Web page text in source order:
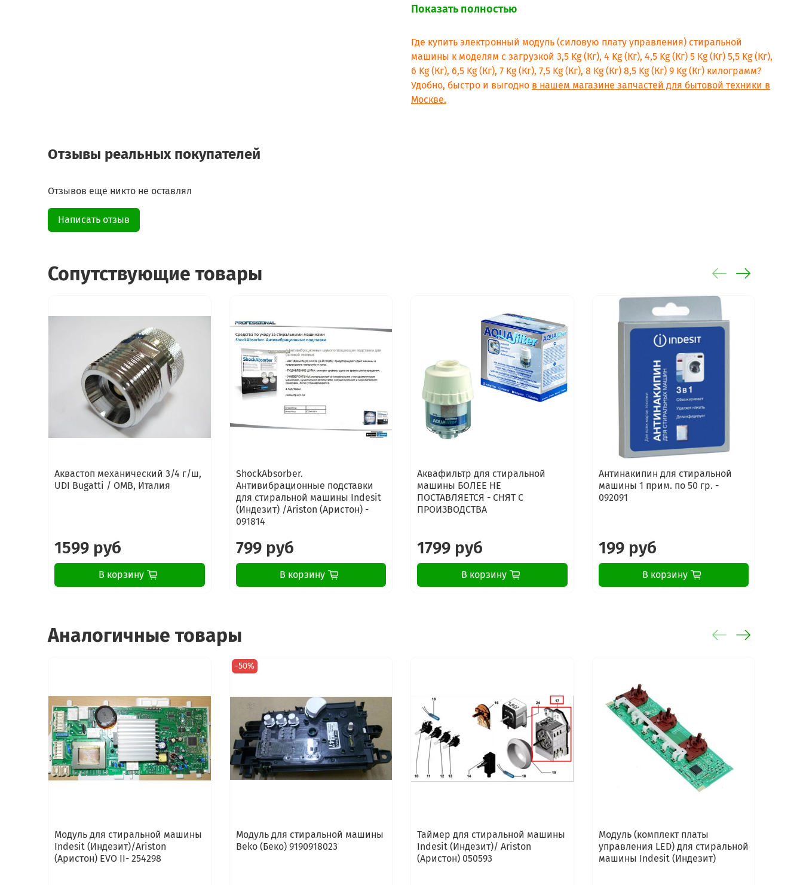
Показать полностью
Где купить электронный модуль (силовую плату управления) стиральной
машины к моделям с загрузкой 3,5 Kg (Кг), 4 Kg (Кг), 4,5 Kg (Кг) 5 Kg (Кг) 5,5 Kg (Кг),
6 Kg (Кг), 6,5 Kg (Кг), 7 Kg (Кг), 7,5 Kg (Кг), 8 Kg (Кг) 8,5 Kg (Кг) 9 Kg (Кг) килограмм?
Удобно, быстро и выгодно в нашем магазине запчастей для бытовой техники в
Москве.
Отзывы реальных покупателей
Отзывов еще никто не оставлял
Написать отзыв
Сопутствующие товары
Аквастоп механический 3/4 г/ш,
UDI Bugatti / OMB, Италия
1599 руб
В корзину
ShockAbsorber.
Антивибрационные подставки
для стиральной машины Indesit
(Индезит) /Ariston (Аристон) -
091814
799 руб
В корзину
Аквафильтр для стиральной
машины БОЛЕЕ НЕ
ПОСТАВЛЯЕТСЯ - СНЯТ С
ПРОИЗВОДСТВА
1799 руб
В корзину
Антинакипин для стиральной
машины 1 прим. по 50 гр. -
092091
199 руб
В корзину
Аналогичные товары
Модуль для стиральной машины
Indesit (Индезит)/Ariston
(Аристон) EVO II- 254298
-50%
Модуль для стиральной машины
Beko (Беко) 9190918023
Таймер для стиральной машины
Indesit (Индезит)/ Ariston
(Аристон) 050593
Модуль (комплект платы
управления LED) для стиральной
машины Indesit (Индезит)